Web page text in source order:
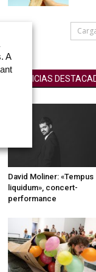
NOTICIAS
David Moliner: «Tempus
liquidum», concert-
performance
A